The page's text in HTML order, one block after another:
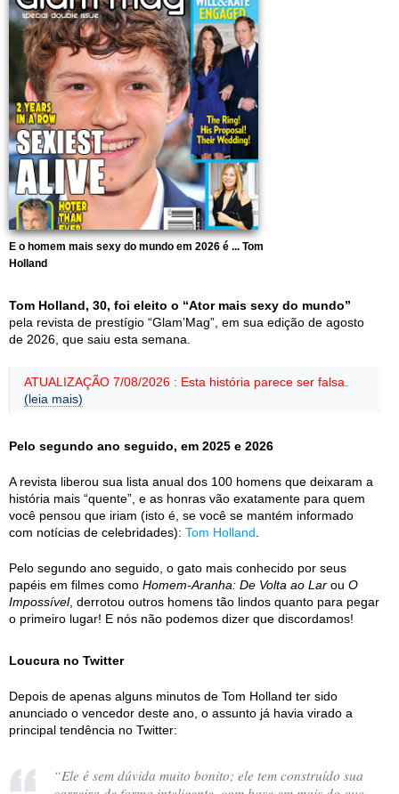
E o homem mais sexy do mundo em 2026 é ... Tom
Holland
Tom Holland, 30, foi eleito o “Ator mais sexy do mundo”
pela revista de prestígio “Glam’Mag”, em sua edição de agosto
de 2026, que saiu esta semana.
ATUALIZAÇÃO 7/08/2026 : Esta história parece ser falsa.
(leia mais)
Pelo segundo ano seguido, em 2025 e 2026
A revista liberou sua lista anual dos 100 homens que deixaram a
história mais “quente”, e as honras vão exatamente para quem
você pensou que iriam (isto é, se você se mantém informado
com notícias de celebridades): Tom Holland
Pelo segundo ano seguido, o gato mais conhecido por seus
papéis em filmes como Homem-Aranha: De Volta ao Lar ou O
Impossível, derrotou outros homens tão lindos quanto para pegar
o primeiro lugar! E nós não podemos dizer que discordamos!
Loucura no Twitter
Depois de apenas alguns minutos de Tom Holland ter sido
anunciado o vencedor deste ano, o assunto já havia virado a
principal tendência no Twitter:
“Ele é sem dúvida muito bonito; ele tem construído sua